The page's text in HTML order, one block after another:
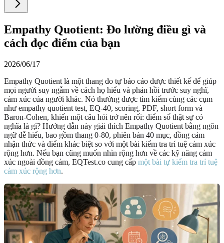
Empathy Quotient: Đo lường điều gì và
cách đọc điểm của bạn
2026/06/17
Empathy Quotient là một thang đo tự báo cáo được thiết kế để giúp
mọi người suy ngẫm về cách họ hiểu và phản hồi trước suy nghĩ,
cảm xúc của người khác. Nó thường được tìm kiếm cùng các cụm
như empathy quotient test, EQ-40, scoring, PDF, short form và
Baron-Cohen, khiến một câu hỏi trở nên rối: điểm số thật sự có
nghĩa là gì? Hướng dẫn này giải thích Empathy Quotient bằng ngôn
ngữ dễ hiểu, bao gồm thang 0-80, phiên bản 40 mục, đồng cảm
nhận thức và điểm khác biệt so với một bài kiểm tra trí tuệ cảm xúc
rộng hơn. Nếu bạn cũng muốn nhìn rộng hơn về các kỹ năng cảm
xúc ngoài đồng cảm, EQTest.co cung cấp một bài tự kiểm tra trí tuệ
cảm xúc rộng hơn.